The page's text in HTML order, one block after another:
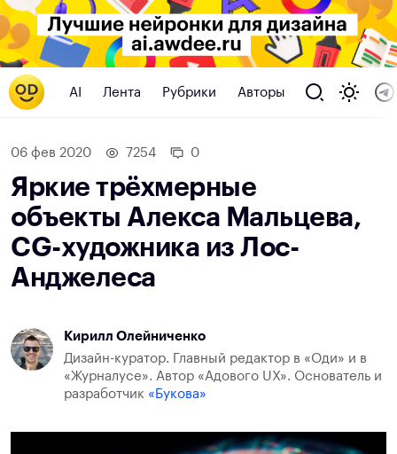
AI Лента Рубрики Авторы
06 фев 2020 7254 0
Яркие трёхмерные
объекты Алекса Мальцева,
CG-художника из Лос-
Анджелеса
Кирилл Олейниченко
Дизайн-куратор. Главный редактор в «Оди» и в
«Журналусе». Автор «Адового UX». Основатель и
разработчик «Букова»